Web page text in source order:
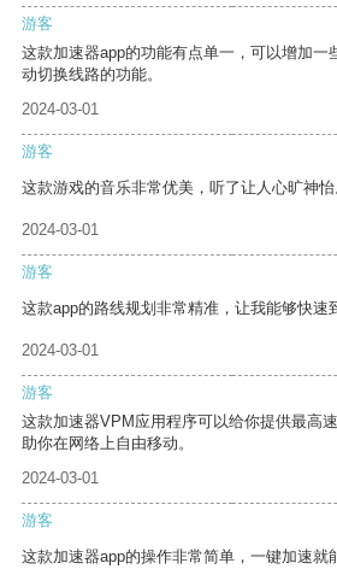
游客
这款加速器app的功能有点单一，可以增加一
动切换线路的功能。
2024-03-01
游客
这款游戏的音乐非常优美，听了让人心旷神怡
2024-03-01
游客
这款app的路线规划非常精准，让我能够快速
2024-03-01
游客
这款加速器VPM应用程序可以给你提供最高
助你在网络上自由移动。
2024-03-01
游客
这款加速器app的操作非常简单，一键加速就